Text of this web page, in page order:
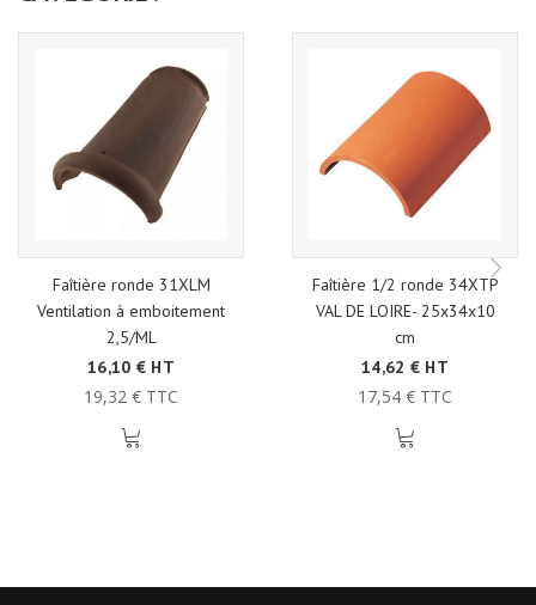
Faîtière ronde 31XLM
Ventilation à emboitement
2,5/ML
16,10 € HT
19,32 € TTC
Faîtière 1/2 ronde 34XTP
VAL DE LOIRE- 25x34x10
cm
14,62 € HT
17,54 € TTC